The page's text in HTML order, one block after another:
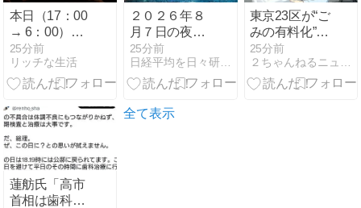
氏 16件、比嘉
隆氏 2件 県選
管担当者「沖
縄は圧倒的に
本日（17：00
→ 6：00）の
売買サイン
25分前
リッチな生活
２０２６年８
月７日の夜間
結果。
25分前
日経平均を日々研究するブログ
東京23区が“ご
みの有料化”を
検討
25分前
２ちゃんねるニュース超速＋
蓮舫氏「高市
首相は歯科受
全て表示